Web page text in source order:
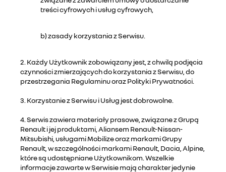
treści cyfrowych i usług cyfrowych,
b) zasady korzystania z Serwisu.
2. Każdy Użytkownik zobowiązany jest, z chwilą podjęcia
czynności zmierzających do korzystania z Serwisu, do
przestrzegania Regulaminu oraz Polityki Prywatności.
3. Korzystanie z Serwisu i Usług jest dobrowolne.
4. Serwis zawiera materiały prasowe, związane z Grupą
Renault i jej produktami, Aliansem Renault-Nissan-
Mitsubishi, usługami Mobilize oraz markami Grupy
Renault, w szczególności markami Renault, Dacia, Alpine,
które są udostępniane Użytkownikom. Wszelkie
informacje zawarte w Serwisie mają charakter jedynie